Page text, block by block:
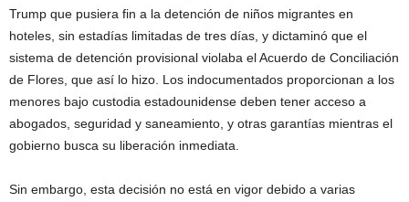
Trump que pusiera fin a la detención de niños migrantes en
hoteles, sin estadías limitadas de tres días, y dictaminó que el
sistema de detención provisional violaba el Acuerdo de Conciliación
de Flores, que así lo hizo. Los indocumentados proporcionan a los
menores bajo custodia estadounidense deben tener acceso a
abogados, seguridad y saneamiento, y otras garantías mientras el
gobierno busca su liberación inmediata.
Sin embargo, esta decisión no está en vigor debido a varias